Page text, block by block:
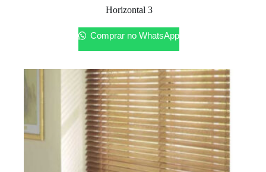
Horizontal 3
Comprar no WhatsApp